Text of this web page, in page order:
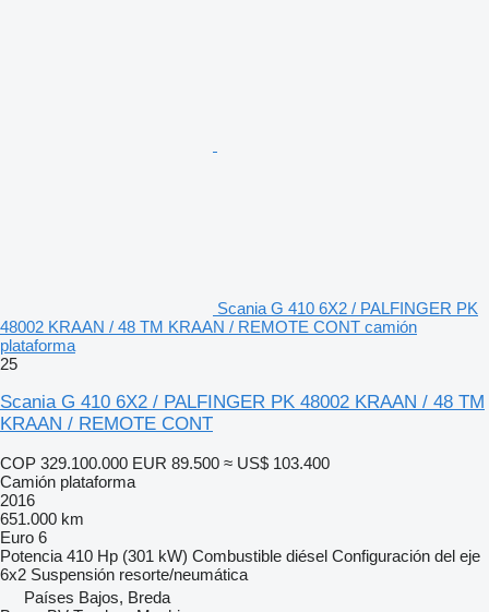
Scania G 410 6X2 / PALFINGER PK
48002 KRAAN / 48 TM KRAAN / REMOTE CONT camión
plataforma
25
Scania G 410 6X2 / PALFINGER PK 48002 KRAAN / 48 TM
KRAAN / REMOTE CONT
COP 329.100.000 EUR 89.500 ≈ US$ 103.400
Camión plataforma
2016
651.000 km
Euro 6
Potencia 410 Hp (301 kW) Combustible diésel Configuración del eje
6x2 Suspensión resorte/neumática
Países Bajos, Breda